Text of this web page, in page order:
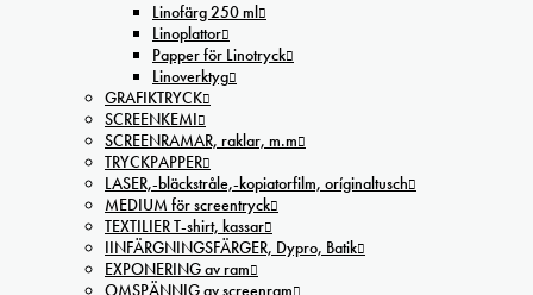
Linofärg 250 ml
Linoplattor
Papper för Linotryck
Linoverktyg
GRAFIKTRYCK
SCREENKEMI
SCREENRAMAR, raklar, m.m
TRYCKPAPPER
LASER,-bläckstråle,-kopiatorfilm, oríginaltusch
MEDIUM för screentryck
TEXTILIER T-shirt, kassar
IINFÄRGNINGSFÄRGER, Dypro, Batik
EXPONERING av ram
OMSPÄNNIG av screenram